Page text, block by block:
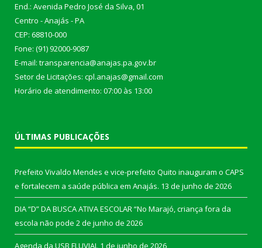
End.: Avenida Pedro José da Silva, 01
Centro - Anajás - PA
CEP: 68810-000
Fone: (91) 92000-9087
E-mail: transparencia@anajas.pa.gov.br
Setor de Licitações: cpl.anajas@gmail.com
Horário de atendimento: 07:00 às 13:00
ÚLTIMAS PUBLICAÇÕES
Prefeito Vivaldo Mendes e vice-prefeito Quito inauguram o CAPS
e fortalecem a saúde pública em Anajás. 13 de junho de 2026
DIA “D” DA BUSCA ATIVA ESCOLAR “No Marajó, criança fora da
escola não pode 2 de junho de 2026
Agenda da USB FLUVIAL 1 de junho de 2026